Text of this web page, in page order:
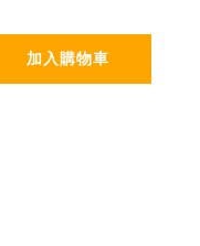
加入購物車